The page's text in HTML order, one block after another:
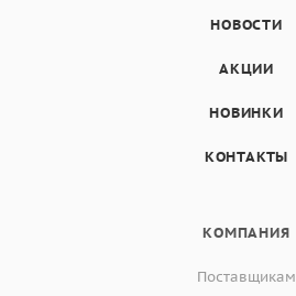
НОВОСТИ
АКЦИИ
НОВИНКИ
КОНТАКТЫ
КОМПАНИЯ
Поставщикам